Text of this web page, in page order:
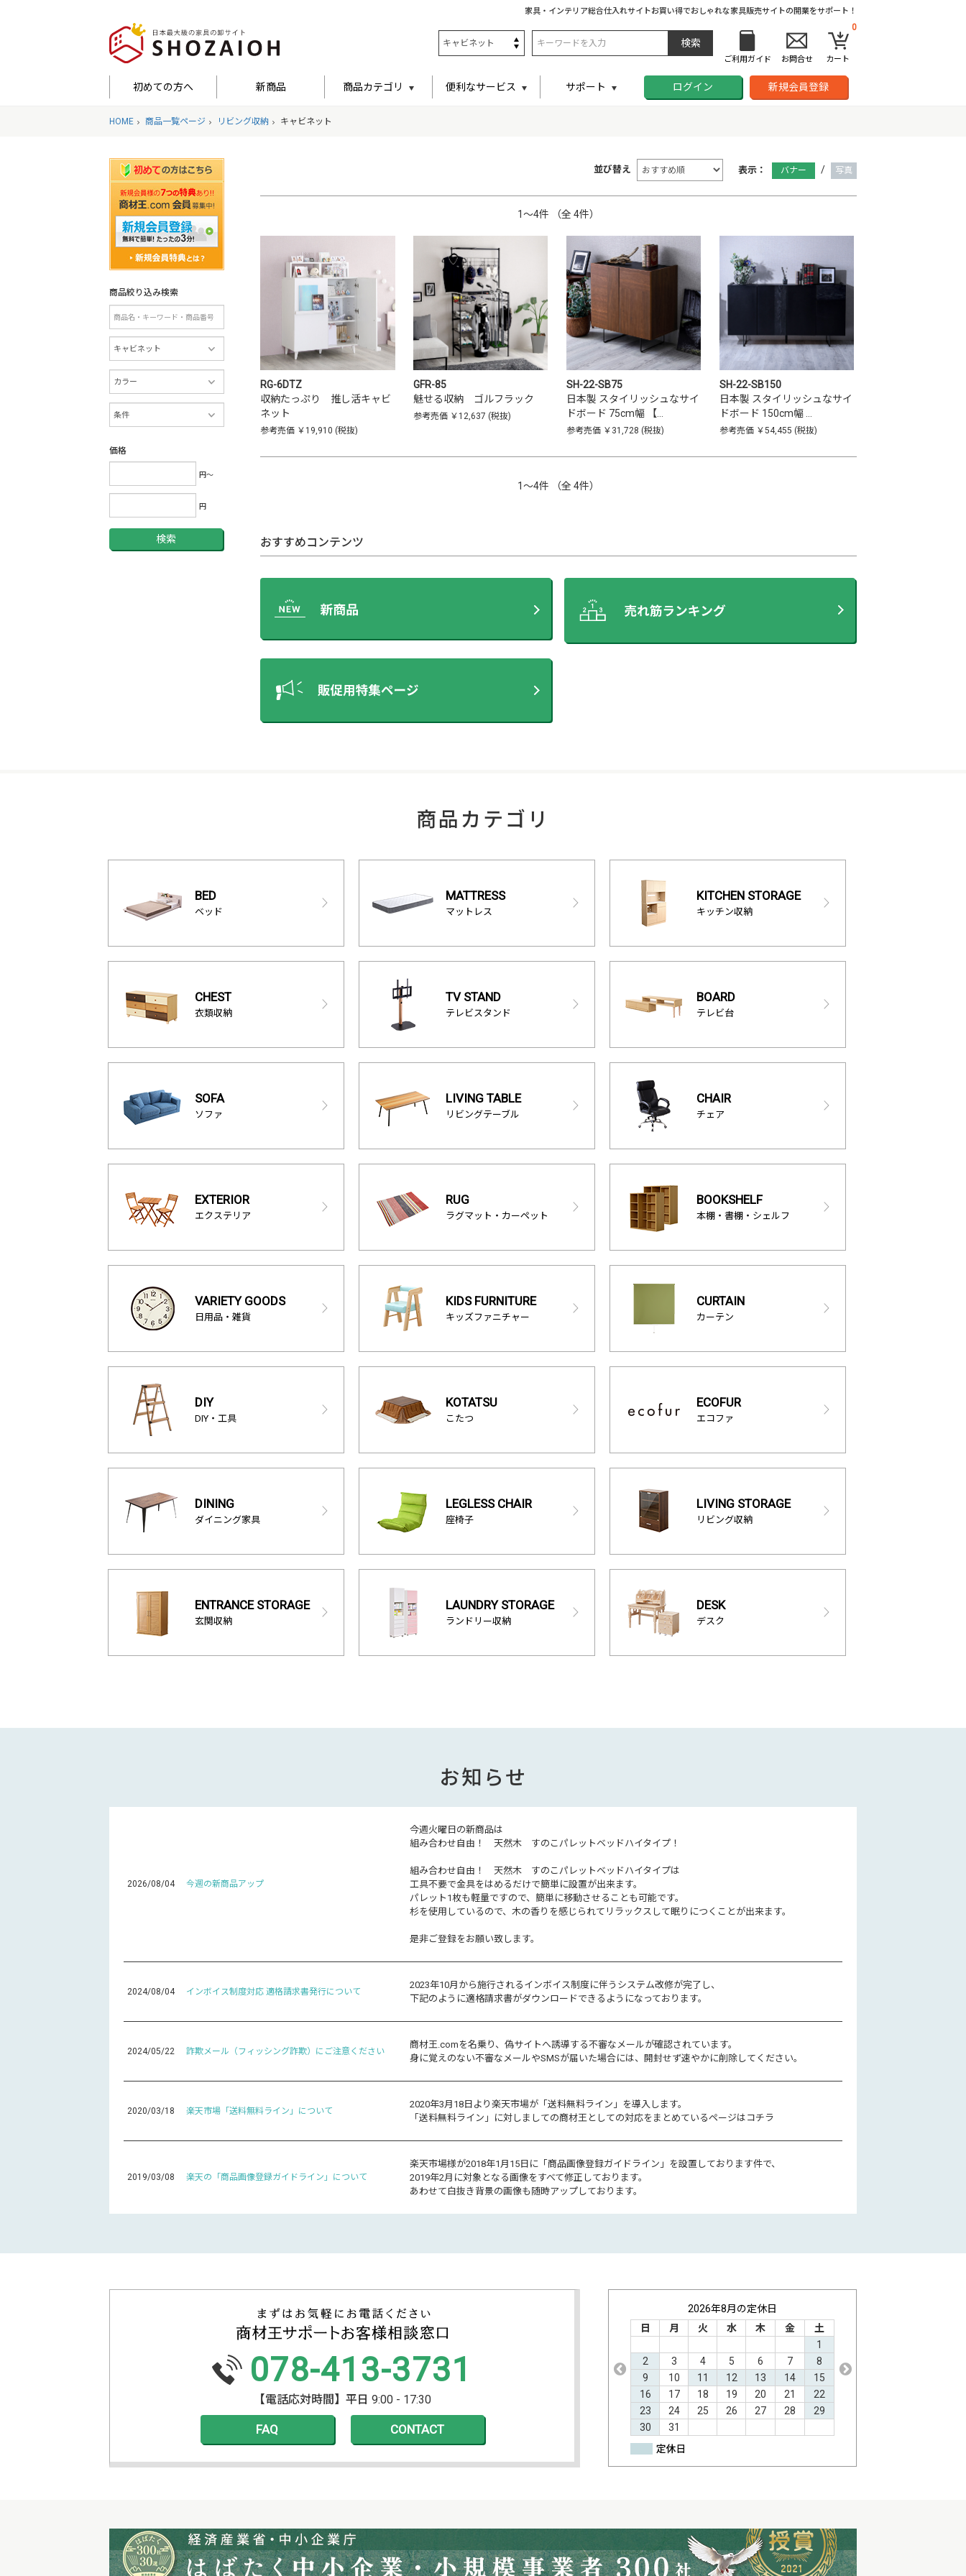
家具・インテリア総合仕入れサイトお買い得でおしゃれな家具販売サイトの開業をサポート！
ご利用ガイド お問合せ
0
カート
初めての方へ 新商品 商品カテゴリ 便利なサービス サポート ログイン 新規会員登録
HOME 商品一覧ページ リビング収納 キャビネット
商品絞り込み検索
価格
円～
円
検索
表示： バナー / 写真
並び替え
1〜4件 （全 4件）
RG-6DTZ
収納たっぷり 推し活キャビ
ネット
参考売価 ￥19,910 (税抜)
GFR-85
魅せる収納 ゴルフラック
参考売価 ￥12,637 (税抜)
SH-22-SB75
日本製 スタイリッシュなサイ
ドボード 75cm幅 【…
参考売価 ￥31,728 (税抜)
SH-22-SB150
日本製 スタイリッシュなサイ
ドボード 150cm幅 …
参考売価 ￥54,455 (税抜)
1〜4件 （全 4件）
おすすめコンテンツ
商品カテゴリ
BED
ベッド
MATTRESS
マットレス
KITCHEN STORAGE
キッチン収納
CHEST
衣類収納
TV STAND
テレビスタンド
BOARD
テレビ台
SOFA
ソファ
LIVING TABLE
リビングテーブル
CHAIR
チェア
EXTERIOR
エクステリア
RUG
ラグマット・カーペット
BOOKSHELF
本棚・書棚・シェルフ
VARIETY GOODS
日用品・雑貨
KIDS FURNITURE
キッズファニチャー
CURTAIN
カーテン
DIY
DIY・工具
KOTATSU
こたつ
ECOFUR
エコファ
DINING
ダイニング家具
LEGLESS CHAIR
座椅子
LIVING STORAGE
リビング収納
ENTRANCE STORAGE
玄関収納
LAUNDRY STORAGE
ランドリー収納
DESK
デスク
お知らせ
2026/08/04 今週の新商品アップ
今週火曜日の新商品は
組み合わせ自由！ 天然木 すのこパレットベッドハイタイプ！
組み合わせ自由！ 天然木 すのこパレットベッドハイタイプは
工具不要で金具をはめるだけで簡単に設置が出来ます。
パレット1枚も軽量ですので、簡単に移動させることも可能です。
杉を使用しているので、木の香りを感じられてリラックスして眠りにつくことが出来ます。
是非ご登録をお願い致します。
2024/08/04 インボイス制度対応 適格請求書発行について
2023年10月から施行されるインボイス制度に伴うシステム改修が完了し、
下記のように適格請求書がダウンロードできるようになっております。
2024/05/22 詐欺メール（フィッシング詐欺）にご注意ください
商材王.comを名乗り、偽サイトへ誘導する不審なメールが確認されています。
身に覚えのない不審なメールやSMSが届いた場合には、開封せず速やかに削除してください。
2020/03/18 楽天市場「送料無料ライン」について
2020年3月18日より楽天市場が「送料無料ライン」を導入します。
「送料無料ライン」に対しましての商材王としての対応をまとめているページはコチラ
2019/03/08 楽天の「商品画像登録ガイドライン」について
楽天市場様が2018年1月15日に「商品画像登録ガイドライン」を設置しております件で、
2019年2月に対象となる画像をすべて修正しております。
あわせて白抜き背景の画像も随時アップしております。
078-413-3731
【電話応対時間】平日 9:00 - 17:30
FAQ CONTACT
日
6
12
13
19
2026年8月の定休日
日
月 火 水 木 金
土
1
2
3 4 5 6 7
8
9
10 11 12 13 14
15
16
17 18 19 20 21
22
23
24 25 26 27 28
29
30
31
6
13